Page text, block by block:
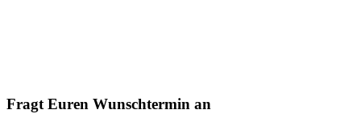
Fragt Euren Wunschtermin an